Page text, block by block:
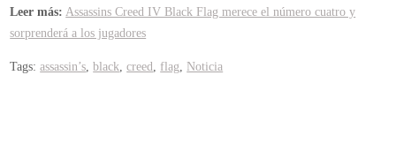
Black
Flag
el
Leer más: Assassins Creed IV Black Flag merece el número cuatro y
sorprenderá a los jugadores
Tags:assassin’s,black,creed, flag, Noticia